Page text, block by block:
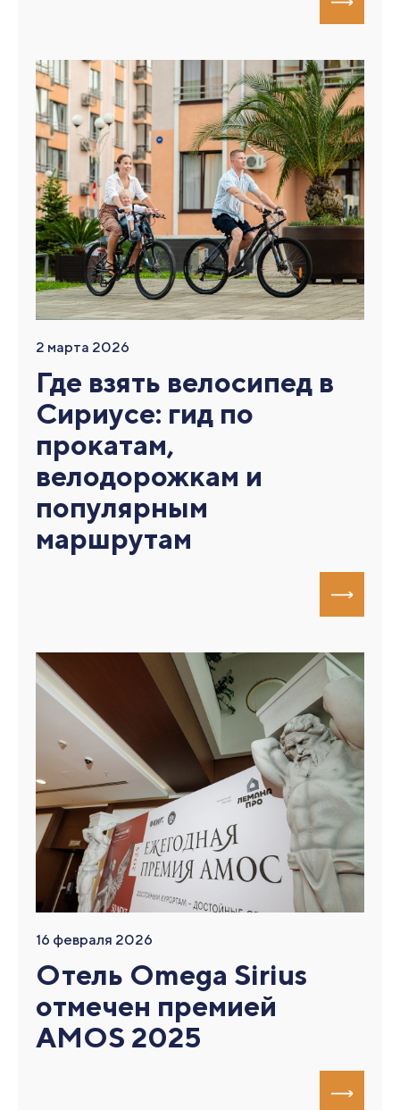
2 марта 2026
Где взять велосипед в
Сириусе: гид по
прокатам,
велодорожкам и
популярным
маршрутам
16 февраля 2026
Отель Omega Sirius
отмечен премией
AMOS 2025